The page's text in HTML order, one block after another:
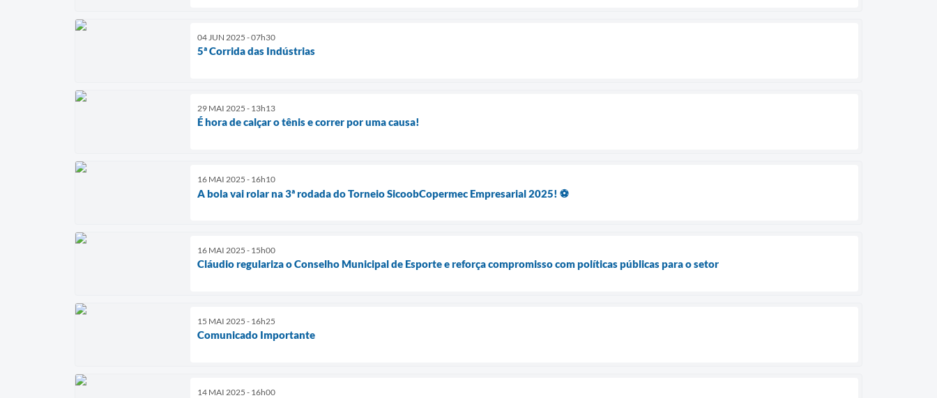
04 JUN 2025 - 07h30
5ª Corrida das Indústrias
29 MAI 2025 - 13h13
É hora de calçar o tênis e correr por uma causa!
16 MAI 2025 - 16h10
A bola vai rolar na 3ª rodada do Torneio SicoobCopermec Empresarial 2025! ⚽️
16 MAI 2025 - 15h00
Cláudio regulariza o Conselho Municipal de Esporte e reforça compromisso com políticas públicas para o setor
15 MAI 2025 - 16h25
Comunicado Importante
14 MAI 2025 - 16h00